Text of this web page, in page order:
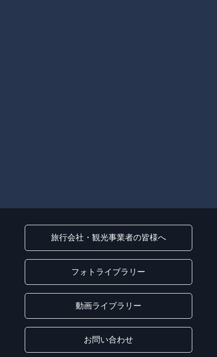
旅行会社・観光事業者の皆様へ
フォトライブラリー
動画ライブラリー
お問い合わせ